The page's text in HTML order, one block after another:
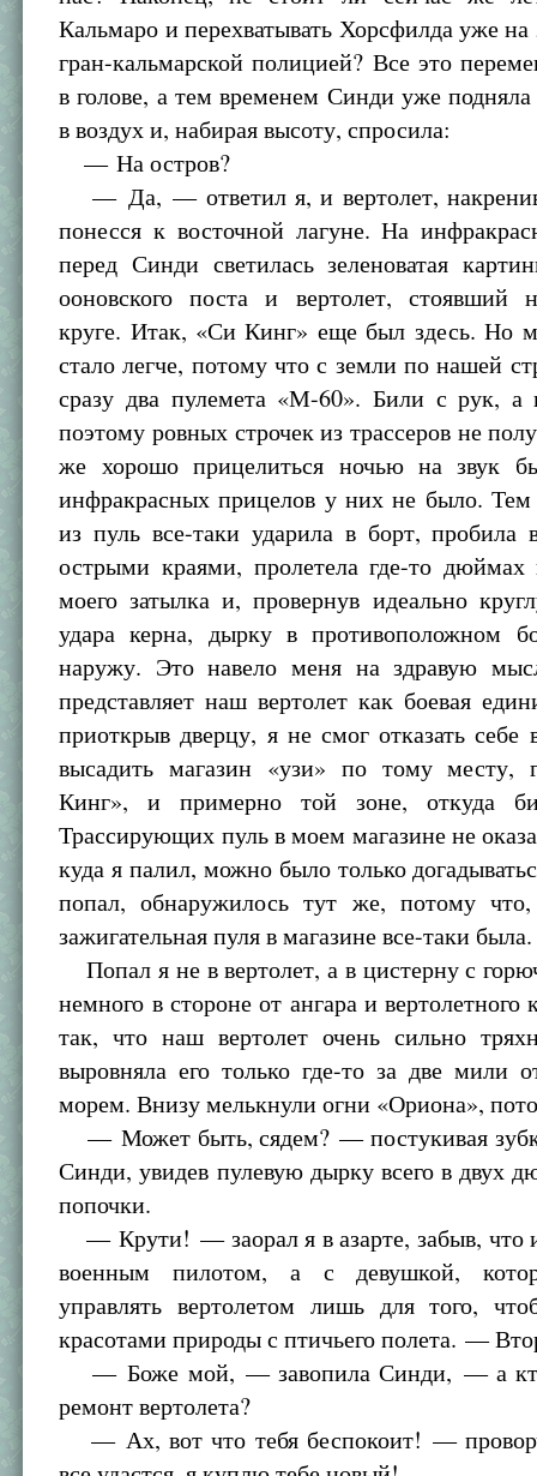
Кальмаро и перехватывать Хорсфилда уже на
гран-кальмарской полицией? Все это
в голове, а тем временем Синди уже
в воздух и, набирая высоту, спросила:
— На остров?
— Да, — ответил я, и вертолет,
понесся к восточной лагуне. На
перед Синди светилась зеленоватая
ооновского поста и вертолет, стоявший
круге. Итак, «Си Кинг» еще был здесь. Но
стало легче, потому что с земли по нашей
сразу два пулемета «М-60». Били с рук, а
поэтому ровных строчек из трассеров не
же хорошо прицелиться ночью на звук
инфракрасных прицелов у них не было.
из пуль все-таки ударила в борт,
острыми краями, пролетела где-то дюймах
моего затылка и, провернув идеально
удара керна, дырку в противоположном
наружу. Это навело меня на здравую
представляет наш вертолет как боевая
приоткрыв дверцу, я не смог отказать себе
высадить магазин «узи» по тому месту,
Кинг», и примерно той зоне, откуда
Трассирующих пуль в моем магазине не
куда я палил, можно было только
попал, обнаружилось тут же, потому
зажигательная пуля в магазине все-таки была.
Попал я не в вертолет, а в цистерну с
немного в стороне от ангара и вертолетного
так, что наш вертолет очень сильно
выровняла его только где-то за две мили
морем. Внизу мелькнули огни «Ориона»,
— Может быть, сядем? — постукивая
Синди, увидев пулевую дырку всего в двух
попочки.
— Крути! — заорал я в азарте, забыв, что
военным пилотом, а с девушкой,
управлять вертолетом лишь для того,
красотами природы с птичьего полета. —
— Боже мой, — завопила Синди, — а
ремонт вертолета?
— Ах, вот что тебя беспокоит! —